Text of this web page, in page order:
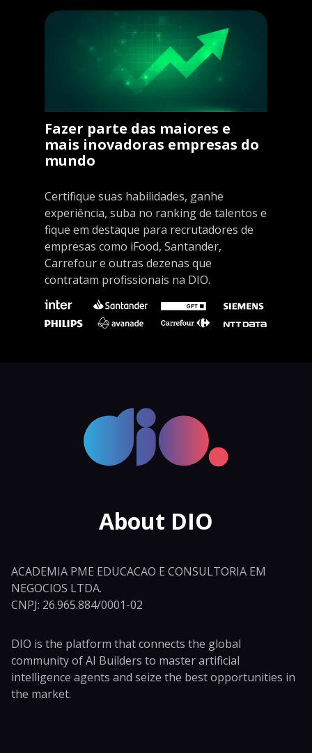
Fazer parte das maiores e
mais inovadoras empresas do
mundo
Certifique suas habilidades, ganhe
experiência, suba no ranking de talentos e
fique em destaque para recrutadores de
empresas como iFood, Santander,
Carrefour e outras dezenas que
contratam profissionais na DIO.
About DIO
ACADEMIA PME EDUCACAO E CONSULTORIA EM
NEGOCIOS LTDA.
CNPJ: 26.965.884/0001-02
DIO is the platform that connects the global
community of AI Builders to master artificial
intelligence agents and seize the best opportunities in
the market.